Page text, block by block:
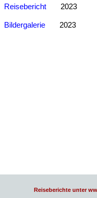
Reisebericht 2023
Bildergalerie 2023
Reiseberichte unter